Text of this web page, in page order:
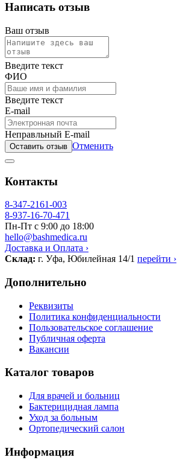
Написать отзыв
Ваш отзыв
Введите текст
ФИО
Введите текст
E-mail
Неправльный E-mail
Оставить отзыв Отменить
Контакты
8-347-2161-003
8-937-16-70-471
Пн-Пт с 9:00 до 18:00
hello@bashmedica.ru
Доставка и Оплата ›
Склад: г. Уфа, Юбилейная 14/1 перейти ›
Дополнительно
Реквизиты
Политика конфиденциальности
Пользовательское соглашение
Публичная оферта
Вакансии
Каталог товаров
Для врачей и больниц
Бактерицидная лампа
Уход за больным
Ортопедический салон
Информация